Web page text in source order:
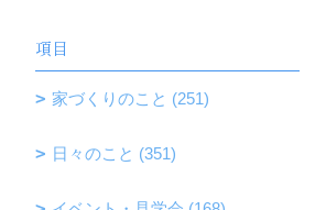
項目
家づくりのこと (251)
日々のこと (351)